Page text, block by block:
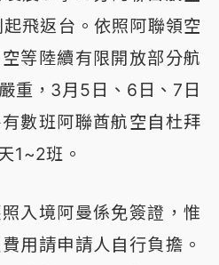
飛返台。依照阿聯領空
等陸續有限開放部分航
重，3月5日、6日、7日
數班阿聯酋航空自杜拜
1~2班。
入境阿曼係免簽證，惟
用請申請人自行負擔。